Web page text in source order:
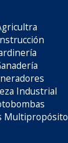
Industrial
Multipropósito